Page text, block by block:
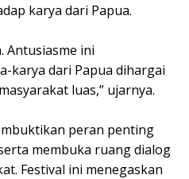
karya dari Papua.
Antusiasme ini
karya dari Papua dihargai
luas,” ujarnya.
peran penting
membuka ruang dialog
Festival ini menegaskan